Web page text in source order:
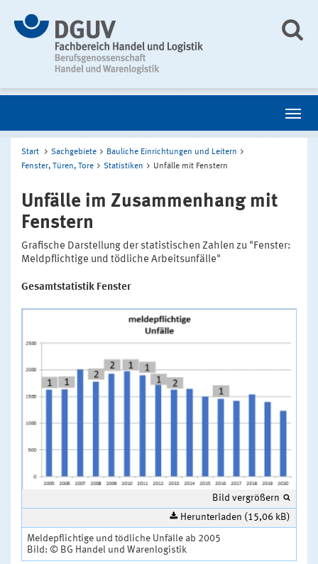
Start Sachgebiete
Bauliche Einrichtungen und Leitern
Fenster, Türen, Tore
Statistiken Unfälle mit Fenstern
Unfälle im Zusammenhang mit
Fenstern
Grafische Darstellung der statistischen Zahlen zu "Fenster:
Meldpflichtige und tödliche Arbeitsunfälle"
Gesamtstatistik Fenster
Bild vergrößern
Herunterladen (15,06 kB)
Meldepflichtige und tödliche Unfälle ab 2005
Bild: © BG Handel und Warenlogistik